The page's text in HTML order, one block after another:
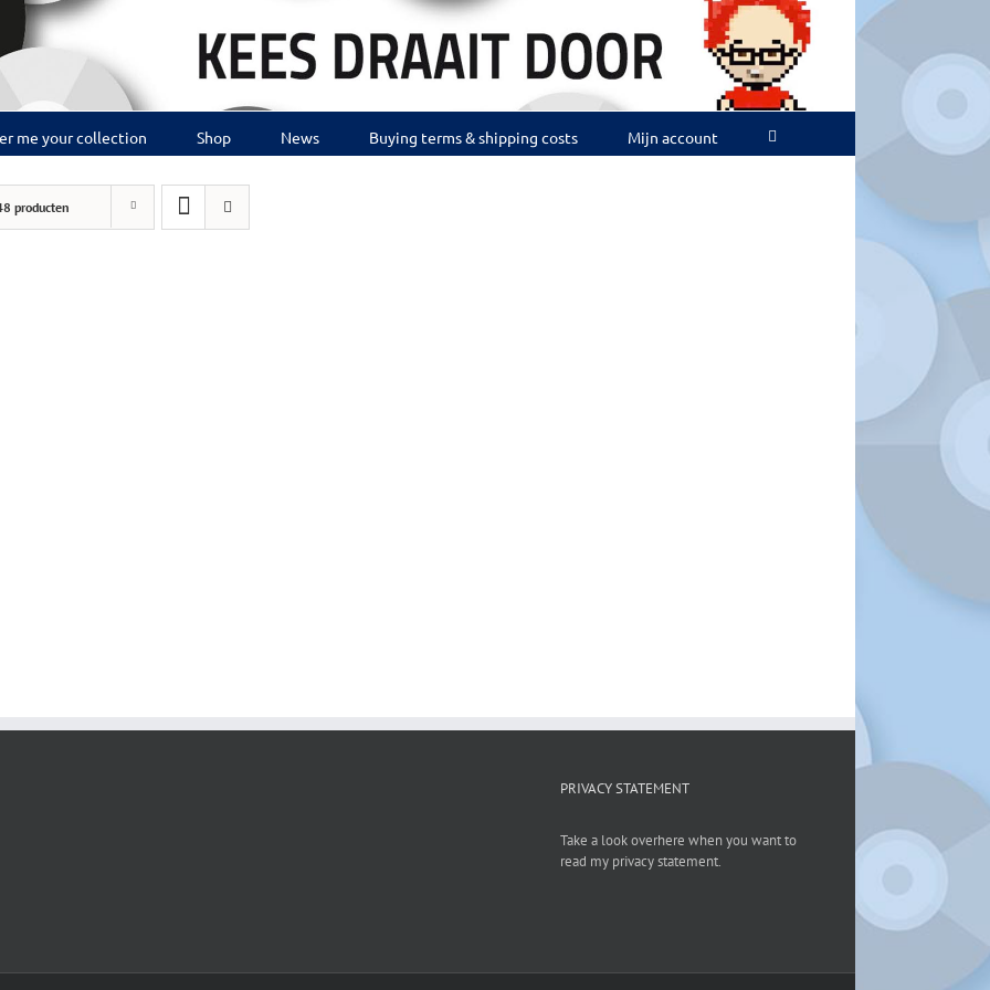
me your collection Shop News Buying terms & shipping costs Mijn account
producten
PRIVACY STATEMENT
Take a look overhere when you want to
read my privacy statement.